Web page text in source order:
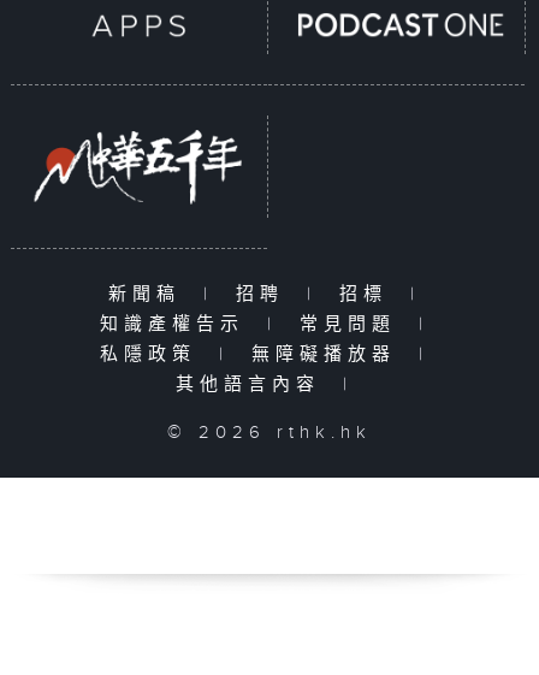
新聞稿 | 招聘 | 招標
|
知識產權告示
| 常見問題
|
私隱政策
| 無障礙播放器
|
其他語言內容
|
© 2026 rthk.hk